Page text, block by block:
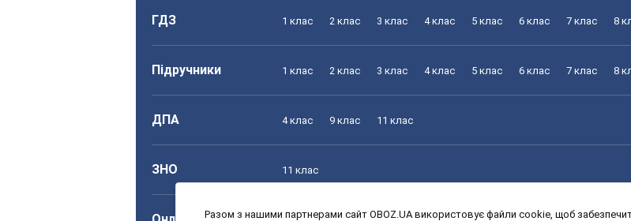
ГДЗ 1 клас 2 клас 3 клас 4 клас 5 клас 6 клас 7 клас 8
Підручники 1 клас 2 клас 3 клас 4 клас 5 клас 6 клас 7 клас 8
ДПА 4 клас 9 клас 11 клас
ЗНО 11 клас
Разом з нашими партнерами сайт OBOZ.UA використовує файли cookie, щоб